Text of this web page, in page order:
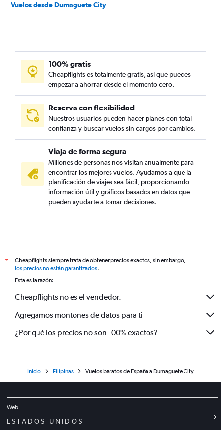
Vuelos desde Dumaguete City
100% gratis
Cheapflights es totalmente gratis, así que puedes
empezar a ahorrar desde el momento cero.
Reserva con flexibilidad
Nuestros usuarios pueden hacer planes con total
confianza y buscar vuelos sin cargos por cambios.
Viaja de forma segura
Millones de personas nos visitan anualmente para
encontrar los mejores vuelos. Ayudamos a que la
planificación de viajes sea fácil, proporcionando
información útil y gráficos basados en datos que
pueden ayudarte a tomar decisiones.
*
Cheapflights siempre trata de obtener precios exactos, sin embargo,
los precios no están garantizados.
Esta es la razón:
Cheapflights no es el vendedor.
Agregamos montones de datos para ti
¿Por qué los precios no son 100% exactos?
Inicio Filipinas Vuelos baratos de España a Dumaguete City
Web
ESTADOS UNIDOS